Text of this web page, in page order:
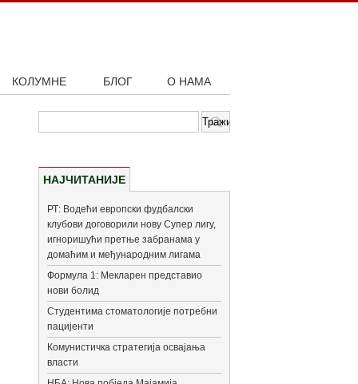
КОЛУМНЕ БЛОГ О НАМА
НАЈЧИТАНИЈЕ
РТ: Водећи европски фудбалски
клубови договорили нову Супер лигу,
игноришући претње забранама у
домаћим и међународним лигама
Формула 1: Мекларен представио
нови болид
Студентима стоматологије потребни
пацијенти
Комунистичка стратегија освајања
власти